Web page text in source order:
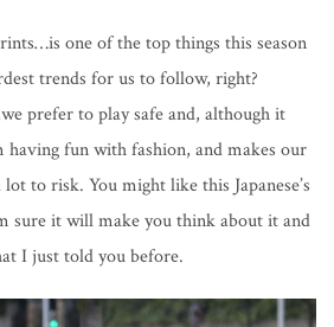
one of the top things this season
trends for us to follow, right?
prefer to play safe and, although it
having fun with fashion, and makes our
lot to risk. You might like this Japanese’s
sure it will make you think about it and
I just told you before.